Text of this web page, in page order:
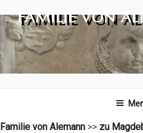
Inhalt
springen
FAMILIE VON
Familie von Alemann >> zu